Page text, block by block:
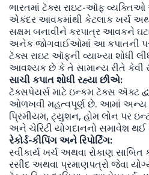
ભારતમાં ટૅક્સ રાઇટ-ઑફ વ્યક્તિઓ
એકંદર આવકમાંથી કેટલાક ખર્ચ
સક્ષમ બનાવીને કરપાત્ર આવકને
અનેક જોગવાઈઓમાં આ કપાતની
ટૅક્સ રાઇટ ઑફની વ્યાખ્યા શોધી
આવશ્યક છે કે તે સામાન્ય રીતે કેવી
સાચી કપાત શોધી રહ્યા છીએ:
ટૅક્સપેયર્સ માટે ઇન્કમ ટૅક્સ ઍક્ટ
ઓળખવી મહત્વપૂર્ણ છે. આમાં અન્ય
પ્રિમીયમ, ટ્યુશન, હોમ લોન પર
અને ચેરિટી યોગદાનનો સમાવેશ
રેકોર્ડ-કીપિંગ અને રિપોર્ટિંગ:
સ્વીકાર્ય ખર્ચ અથવા રોકાણ
રસીદ અથવા પ્રમાણપત્રો જેવા